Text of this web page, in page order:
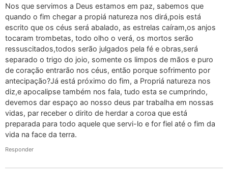
Nos que servimos a Deus estamos em paz, sabemos que
quando o fim chegar a propiá natureza nos dirá,pois está
escrito que os céus será abalado, as estrelas caíram,os anjos
tocaram trombetas, todo olho o verá, os mortos serão
ressuscitados,todos serão julgados pela fé e obras,será
separado o trigo do joio, somente os limpos de mãos e puro
de coração entrarão nos céus, então porque sofrimento por
antecipação?Já está próximo do fim, a Propriá natureza nos
diz,e apocalipse também nos fala, tudo esta se cumprindo,
devemos dar espaço ao nosso deus par trabalha em nossas
vidas, par receber o dirito de herdar a coroa que está
preparada para todo aquele que servi-lo e for fiel até o fim da
vida na face da terra.
Responder